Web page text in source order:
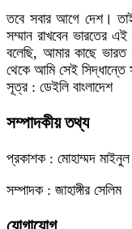
তবে সবার আগে দেশ।
সম্মান রাখবেন ভারতের
বলেছি, আমার কাছে
থেকে আমি সেই সিদ্ধান্তে
সূত্র : ডেইলি বাংলাদেশ
সম্পাদকীয় তথ্য
প্রকাশক : মোহাম্মদ
সম্পাদক : জাহাঙ্গীর সেলিম